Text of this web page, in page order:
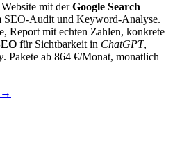
mit derGoogle Search
SEO-Audit und Keyword-Analyse.
Report mit echten Zahlen, konkrete
für Sichtbarkeit in ChatGPT,
. Pakete ab 864 €/Monat, monatlich
→